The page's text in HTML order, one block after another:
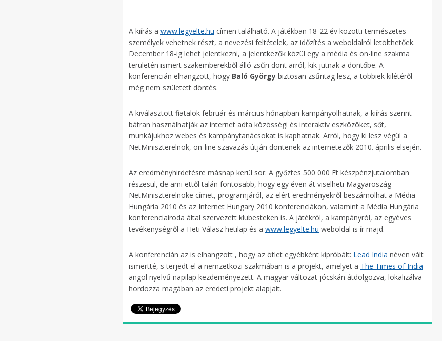
A kiírás a www.legyelte.hu címen található. A játékban 18-22 év közötti természetes
személyek vehetnek részt, a nevezési feltételek, az időzítés a weboldalról letölthetőek.
December 18-ig lehet jelentkezni, a jelentkezők közül egy a média és on-line szakma
területén ismert szakemberekből álló zsűri dönt arról, kik jutnak a döntőbe. A
konferencián elhangzott, hogy Baló György biztosan zsűritag lesz, a többiek kilétéről
még nem született döntés.
A kiválasztott fiatalok február és március hónapban kampányolhatnak, a kiírás szerint
bátran használhatják az internet adta közösségi és interaktív eszközöket, sőt,
munkájukhoz webes és kampánytanácsokat is kaphatnak. Arról, hogy ki lesz végül a
NetMiniszterelnök, on-line szavazás útján döntenek az internetezők 2010. április elsején.
Az eredményhirdetésre másnap kerül sor. A győztes 500 000 Ft készpénzjutalomban
részesül, de ami ettől talán fontosabb, hogy egy éven át viselheti Magyaroszág
NetMiniszterelnöke címet, programjáról, az elért eredményekről beszámolhat a Média
Hungária 2010 és az Internet Hungary 2010 konferenciákon, valamint a Média Hungária
konferenciairoda által szervezett klubesteken is. A játékról, a kampányról, az egyéves
tevékenységről a Heti Válasz hetilap és a www.legyelte.hu weboldal is ír majd.
A konferencián az is elhangzott , hogy az ötlet egyébként kipróbált: Lead India néven vált
ismertté, s terjedt el a nemzetközi szakmában is a projekt, amelyet a The Times of India
angol nyelvű napilap kezdeményezett. A magyar változat jócskán átdolgozva, lokalizálva
hordozza magában az eredeti projekt alapjait.